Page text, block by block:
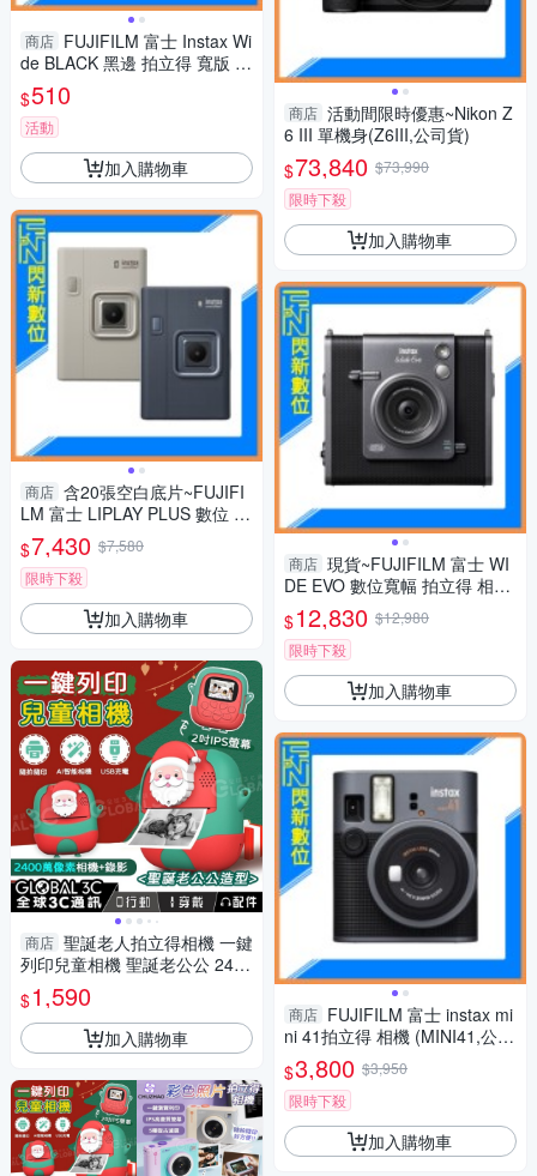
商店 FUJIFILM 富士 Instax Wi
de BLACK 黑邊 拍立得 寬版 公
司貨
$510
活動
加入購物車
商店 含20張空白底片~FUJIFI
LM 富士 LIPLAY PLUS 數位 拍
立得 (LIPLAY+,公司貨)
$7,430 $7,580
限時下殺
加入購物車
商店 聖誕老人拍立得相機 一鍵
列印兒童相機 聖誕老公公 2400
萬像素/AI相機 支援拍照+錄影
生日禮物 聖
$1,590
加入購物車
商店 活動間限時優惠~Nikon Z
6 III 單機身(Z6III,公司貨)
$73,840 $73,990
限時下殺
加入購物車
商店 現貨~FUJIFILM 富士 WI
DE EVO 數位寬幅 拍立得 相機
(公司貨)含128g+空白底片20張
$12,830 $12,980
限時下殺
加入購物車
商店 FUJIFILM 富士 instax mi
ni 41拍立得 相機 (MINI41,公司
貨)含空白底片20張
$3,800 $3,950
限時下殺
加入購物車